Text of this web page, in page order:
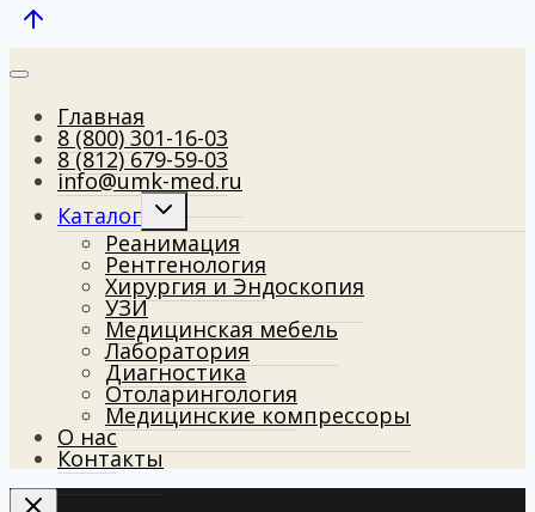
Главная
8 (800) 301-16-03
8 (812) 679-59-03
info@umk-med.ru
Каталог
Развернуть
дочернее
меню
Реанимация
Рентгенология
Хирургия и Эндоскопия
УЗИ
Медицинская мебель
Лаборатория
Диагностика
Отоларингология
Медицинские компрессоры
О нас
Контакты